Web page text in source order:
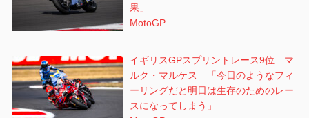
果」
MotoGP
イギリスGPスプリントレース9位 マ
ルク・マルケス 「今日のようなフィ
ーリングだと明日は生存のためのレー
スになってしまう」